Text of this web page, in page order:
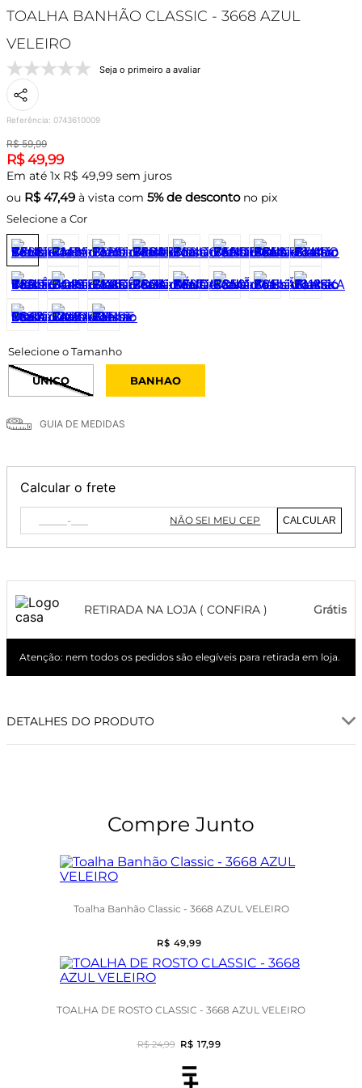
TOALHA BANHÃO CLASSIC - 3668 AZUL
VELEIRO
Seja o primeiro a avaliar
Referência: 0743610009
R$ 59,99
R$ 49,99
Em até 1x R$ 49,99 sem juros
ou R$ 47,49 à vista com 5% de descontono pix
Selecione a Cor
ÚNICO BANHAO
GUIA DE MEDIDAS
Calcular o frete
NÃO SEI MEU CEP CALCULAR
RETIRADA NA LOJA ( CONFIRA ) Grátis
Atenção: nem todos os pedidos são elegíveis para retirada em loja.
DETALHES DO PRODUTO
Compre Junto
Toalha Banhão Classic - 3668 AZUL VELEIRO
R$ 49,99
TOALHA DE ROSTO CLASSIC - 3668 AZUL VELEIRO
R$ 24,99 R$ 17,99
=